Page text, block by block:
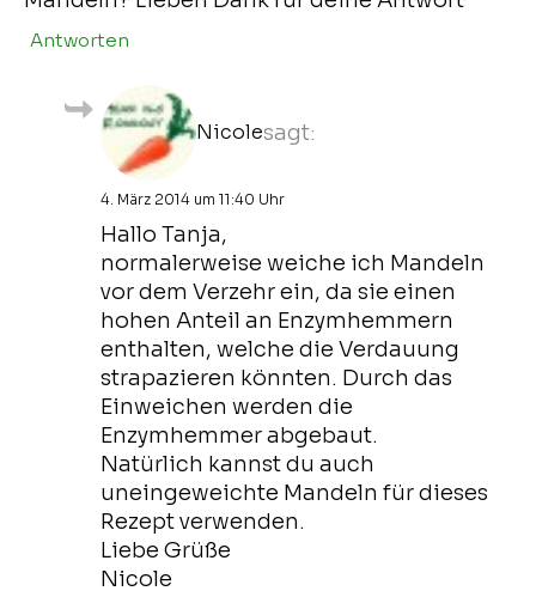
Antworten
Nicolesagt:
4. März 2014 um 11:40 Uhr
Hallo Tanja,
normalerweise weiche ich Mandeln
vor dem Verzehr ein, da sie einen
hohen Anteil an Enzymhemmern
enthalten, welche die Verdauung
strapazieren könnten. Durch das
Einweichen werden die
Enzymhemmer abgebaut.
Natürlich kannst du auch
uneingeweichte Mandeln für dieses
Rezept verwenden.
Liebe Grüße
Nicole